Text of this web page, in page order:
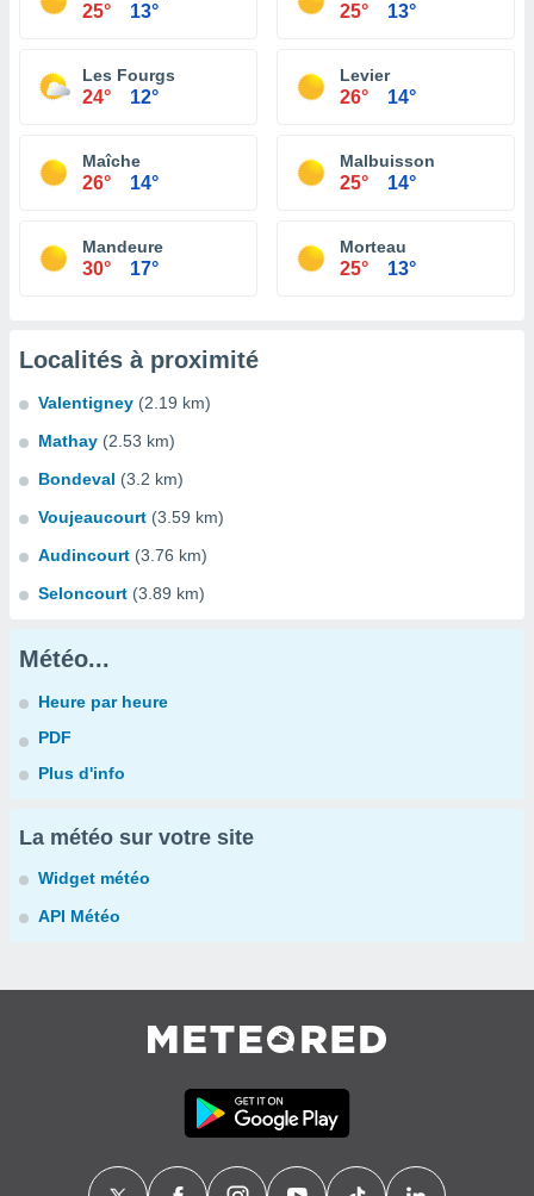
25° 13° 25° 13°
Les Fourgs
24° 12°
Levier
26° 14°
Maîche
26° 14°
Malbuisson
25° 14°
Mandeure
30° 17°
Morteau
25° 13°
Localités à proximité
Valentigney (2.19 km)
Mathay (2.53 km)
Bondeval (3.2 km)
Voujeaucourt (3.59 km)
Audincourt (3.76 km)
Seloncourt (3.89 km)
Météo...
Heure par heure
PDF
Plus d'info
La météo sur votre site
Widget météo
API Météo